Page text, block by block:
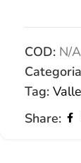
COD: N/A
Tag:
Share: